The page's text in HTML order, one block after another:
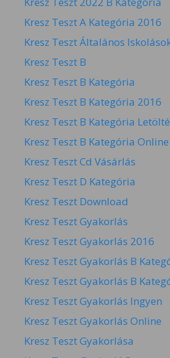
Kresz Teszt A Kategória 2016
Kresz Teszt Általános
Kresz Teszt B
Kresz Teszt B Kategória
Kresz Teszt B Kategória 2016
Kresz Teszt B Kategória
Kresz Teszt B Kategória Online
Kresz Teszt Cd Vásárlás
Kresz Teszt D Kategória
Kresz Teszt Download
Kresz Teszt Gyakorlás
Kresz Teszt Gyakorlás 2016
Kresz Teszt Gyakorlás B
Kresz Teszt Gyakorlás B
Kresz Teszt Gyakorlás Ingyen
Kresz Teszt Gyakorlás Online
Kresz Teszt Gyakorlása